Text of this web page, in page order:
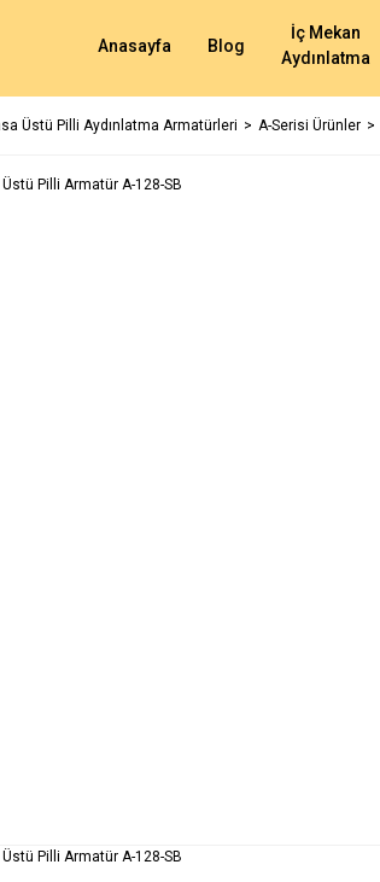
Anasayfa Blog
İç Mekan
Aydınlatma
Üstü Pilli Aydınlatma Armatürleri A-Serisi Ürünler